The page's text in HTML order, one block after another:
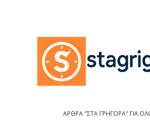
ΑΡΘΡΑ "ΣΤΑ ΓΡΗΓΟΡΑ" ΓΙΑ